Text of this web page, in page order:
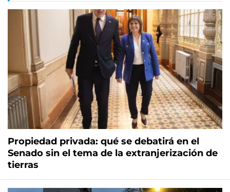
Propiedad privada: qué se debatirá en el
Senado sin el tema de la extranjerización de
tierras